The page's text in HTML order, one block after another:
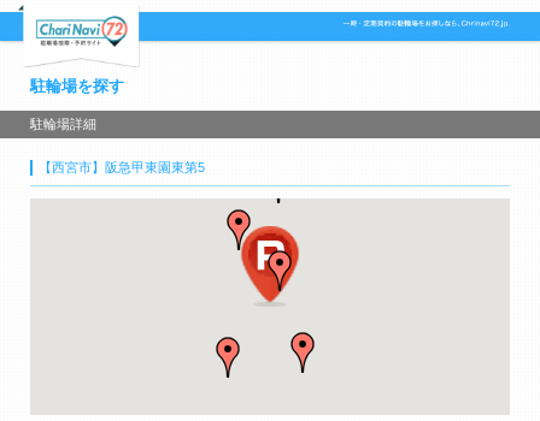
駐輪場を探す
駐輪場詳細
【西宮市】阪急甲東園東第5